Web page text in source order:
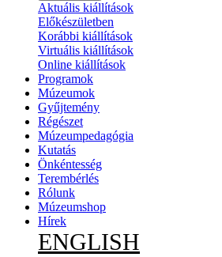
Aktuális kiállítások
Előkészületben
Korábbi kiállítások
Virtuális kiállítások
Online kiállítások
Programok
Múzeumok
Gyűjtemény
Régészet
Múzeumpedagógia
Kutatás
Önkéntesség
Terembérlés
Rólunk
Múzeumshop
Hírek
ENGLISH